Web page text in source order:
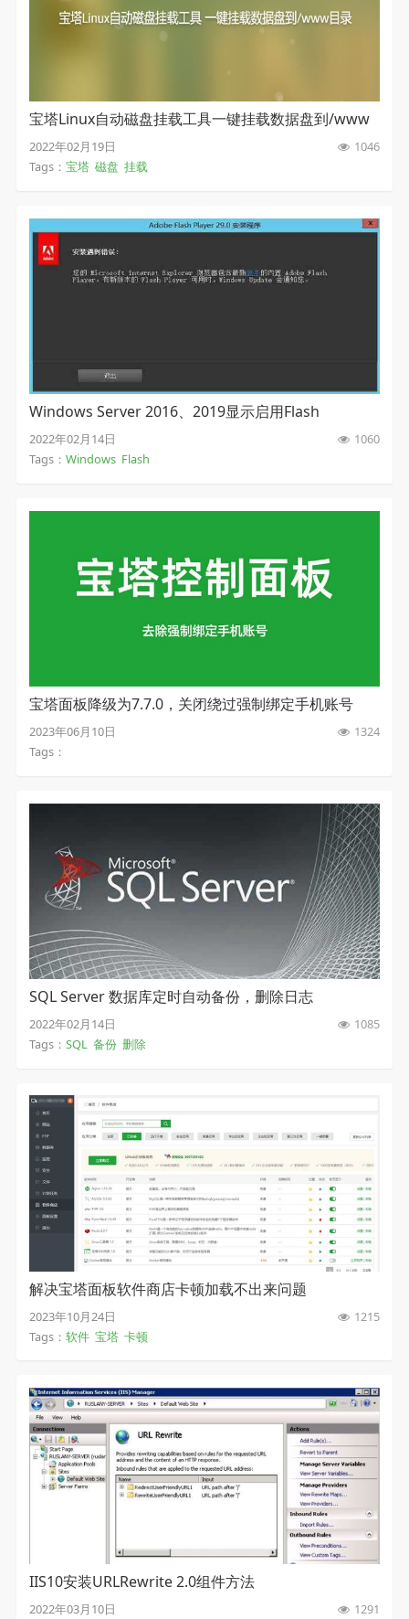
宝塔Linux自动磁盘挂载工具一键挂载数据盘到/www
目录
2022年02月19日
1046
Tags： 宝塔 磁盘 挂载
Windows Server 2016、2019显示启用Flash
2022年02月14日
1060
Tags： Windows Flash
宝塔面板降级为7.7.0，关闭绕过强制绑定手机账号
2023年06月10日
1324
Tags：
SQL Server 数据库定时自动备份，删除日志
2022年02月14日
1085
Tags： SQL 备份 删除
解决宝塔面板软件商店卡顿加载不出来问题
2023年10月24日
1215
Tags： 软件 宝塔 卡顿
IIS10安装URLRewrite 2.0组件方法
2022年03月10日
1291